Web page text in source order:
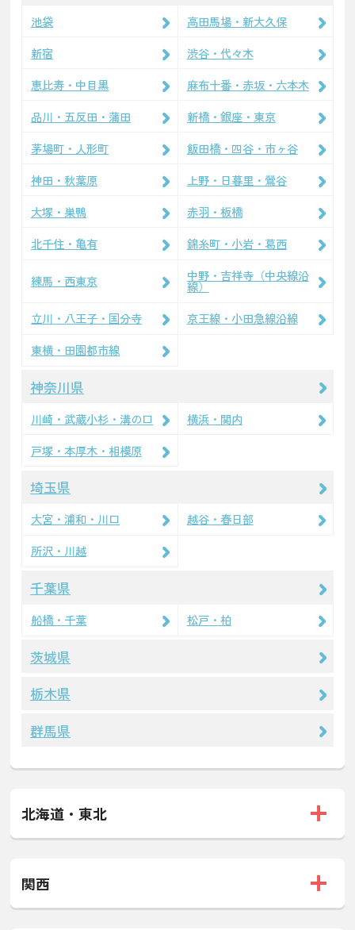
池袋
高田馬場・新大久保
新宿
渋谷・代々木
恵比寿・中目黒
麻布十番・赤坂・六本木
品川・五反田・蒲田
新橋・銀座・東京
茅場町・人形町
飯田橋・四谷・市ヶ谷
神田・秋葉原
上野・日暮里・鶯谷
大塚・巣鴨
赤羽・板橋
北千住・亀有
錦糸町・小岩・葛西
練馬・西東京 中野・吉祥寺（中央線沿
線）
立川・八王子・国分寺
京王線・小田急線沿線
東横・田園都市線
神奈川県
川崎・武蔵小杉・溝の口
横浜・関内
戸塚・本厚木・相模原
埼玉県
大宮・浦和・川口
越谷・春日部
所沢・川越
千葉県
船橋・千葉 松戸・柏
茨城県
栃木県
群馬県
北海道・東北
関西